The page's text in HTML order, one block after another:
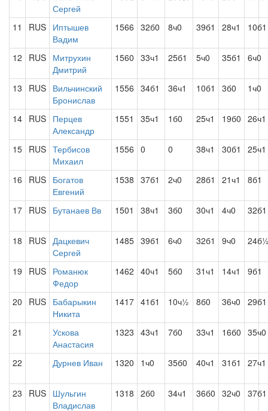
Сергей
11 RUS Иптышев
Вадим
1566 32б0 8ч0 39б1 28ч1 10б1
12 RUS Митрухин
Дмитрий
1560 33ч1 25б1 5ч0 35б1 6ч0
13 RUS Вильчинский
Бронислав
1556 34б1 36ч1 10б1 3б0 1ч0
14 RUS Перцев
Александр
1551 35ч1 1б0 25ч1 19б0 26ч1
15 RUS Тербисов
Михаил
1556 0 0 38ч1 30б1 25ч1
16 RUS Богатов
Евгений
1538 37б1 2ч0 28б1 21ч1 8б1
17 RUS Бутанаев Вв 1501 38ч1 3б0 30ч1 4ч0 32б1
18 RUS Дацкевич
Сергей
1485 39б1 6ч0 32б1 9ч0
19 RUS Романюк
Федор
1462 40ч1 5б0 31ч1 14ч1 9б1
20 RUS Бабарыкин
Никита
1417 41б1 10ч½ 8б0 36ч0 29б1
21
Ускова
Анастасия
1323 43ч1 7б0 33ч1 16б0 35ч0
22 Дурнев Иван 1320 1ч0 35б0 40ч1 31б1 27ч1
23 RUS Шульгин
Владислав
1318 2б0 34ч1 36б0 32ч0 37б1